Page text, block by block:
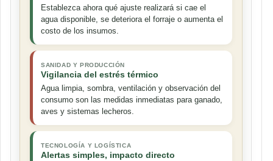
Establezca ahora qué ajuste realizará si cae el
agua disponible, se deteriora el forraje o aumenta el
costo de los insumos.
SANIDAD Y PRODUCCIÓN
Vigilancia del estrés térmico
Agua limpia, sombra, ventilación y observación del
consumo son las medidas inmediatas para ganado,
aves y sistemas lecheros.
TECNOLOGÍA Y LOGÍSTICA
Alertas simples, impacto directo